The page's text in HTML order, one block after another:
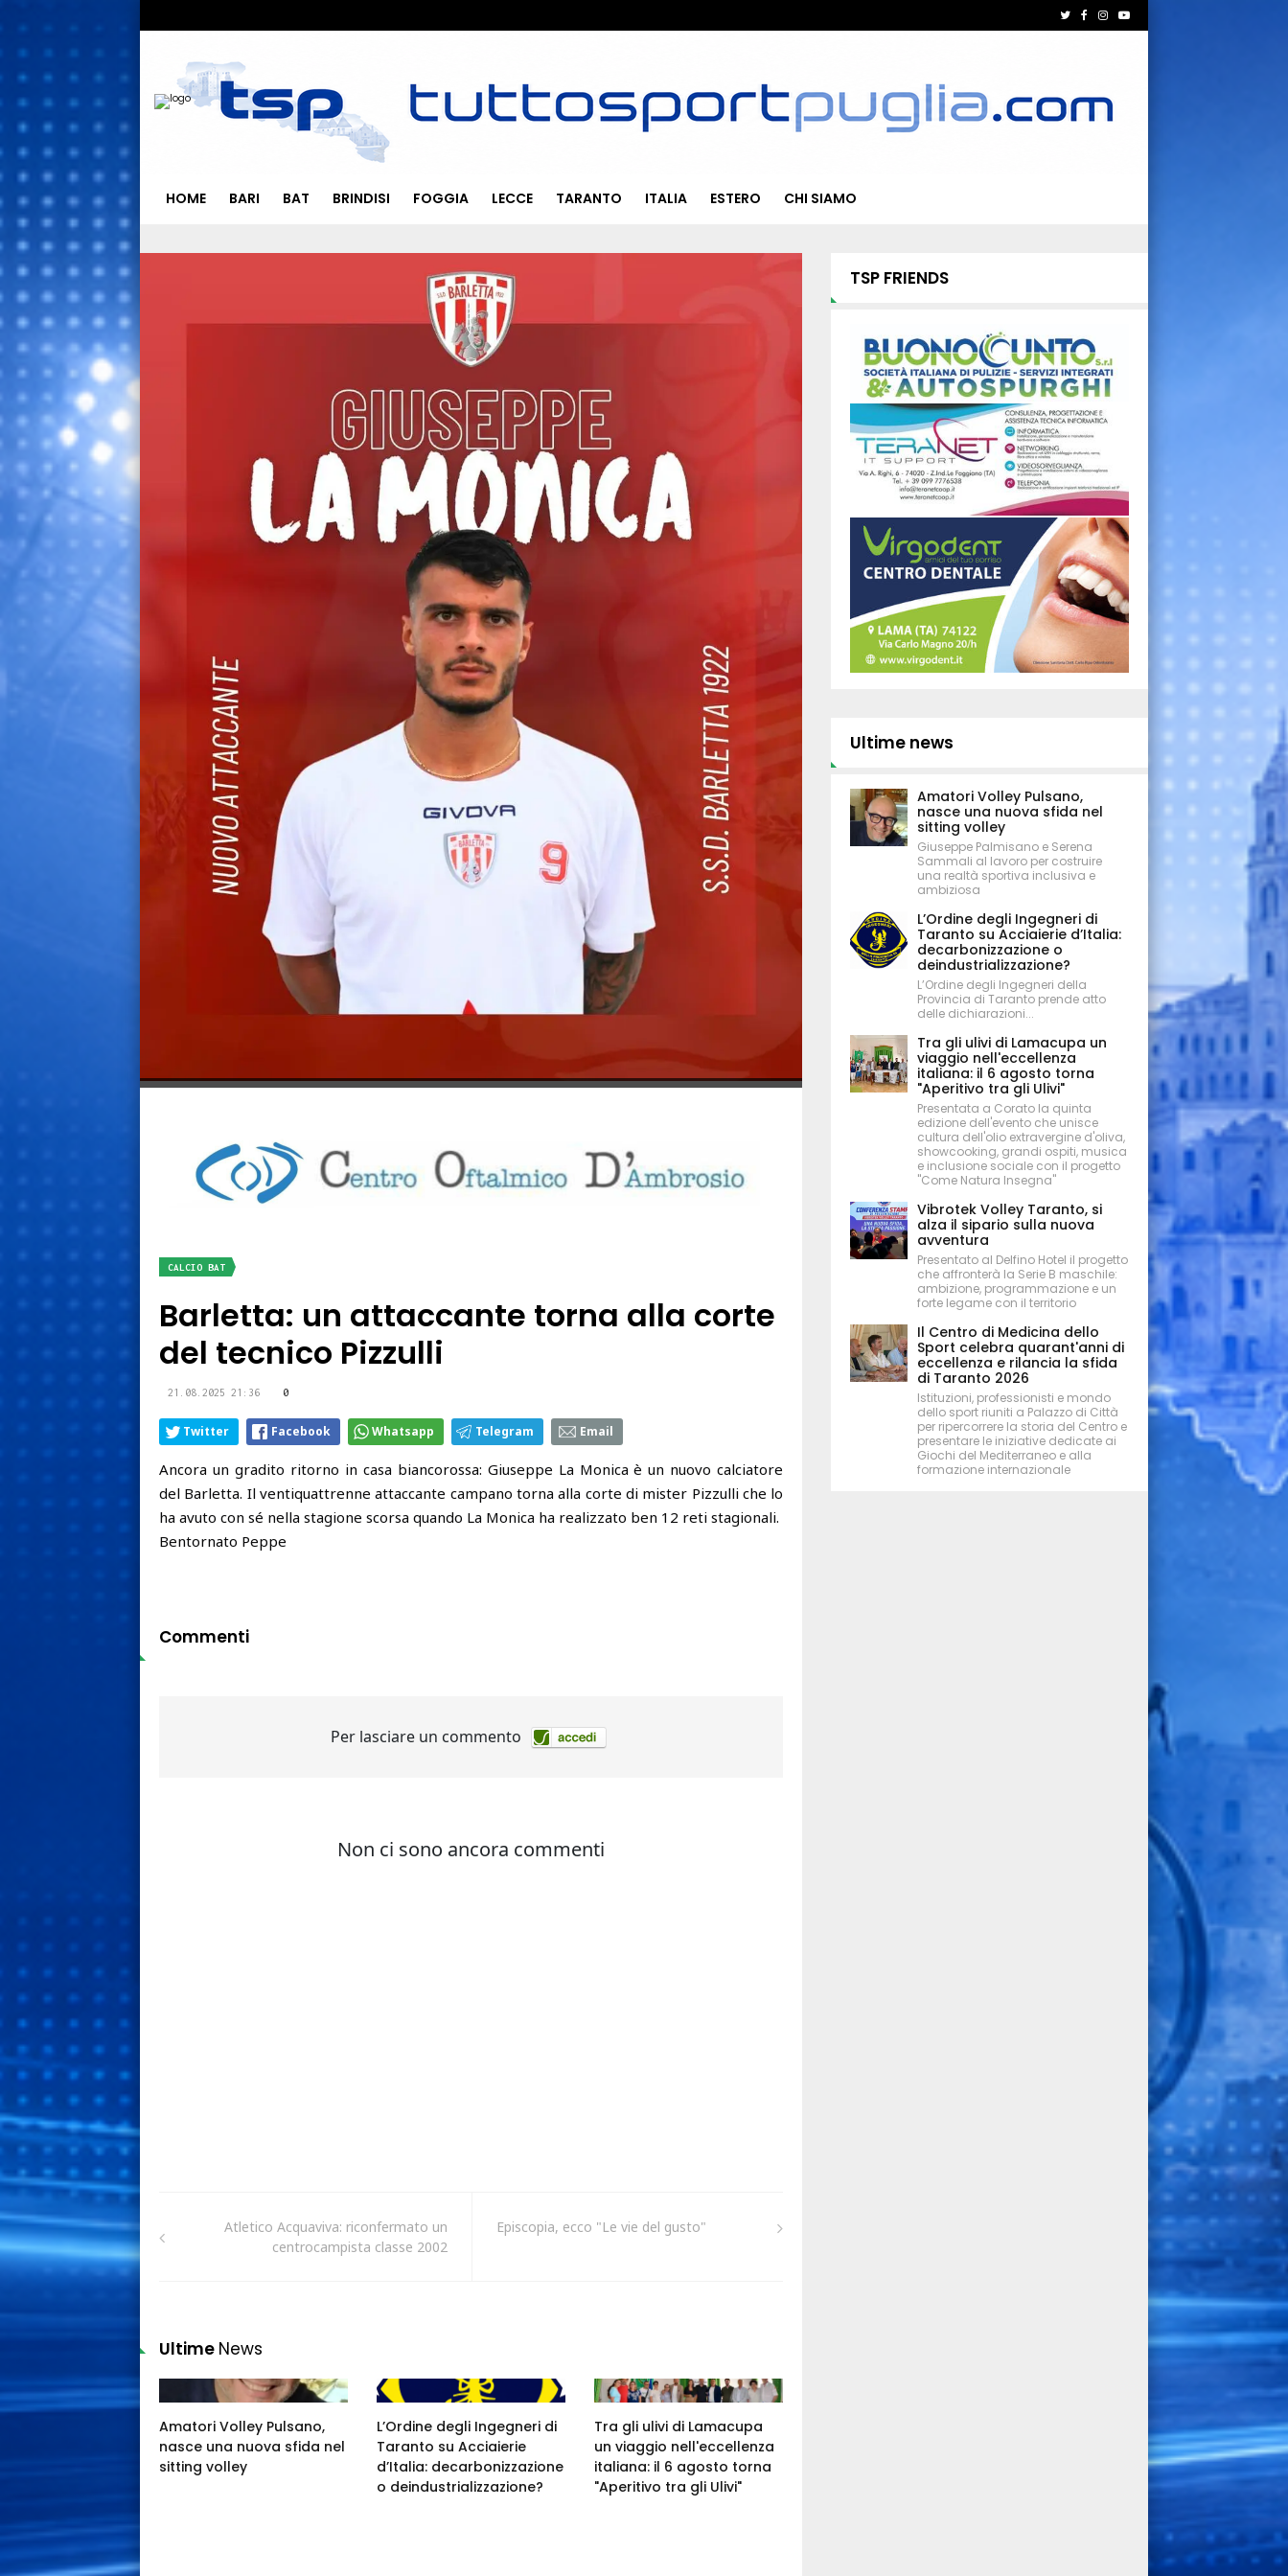
HOME BARI BAT BRINDISI FOGGIA LECCE TARANTO ITALIA ESTERO CHI SIAMO
CALCIO BAT
Barletta: un attaccante torna alla corte
del tecnico Pizzulli
21.08.2025 21:36 0
Twitter Facebook Whatsapp Telegram Email
Ancora un gradito ritorno in casa biancorossa: Giuseppe La Monica è un nuovo calciatore
del Barletta. Il ventiquattrenne attaccante campano torna alla corte di mister Pizzulli che lo
ha avuto con sé nella stagione scorsa quando La Monica ha realizzato ben 12 reti stagionali.
Bentornato Peppe
Commenti
Atletico Acquaviva: riconfermato un
centrocampista classe 2002
Episcopia, ecco "Le vie del gusto"
Ultime News
Amatori Volley Pulsano,
nasce una nuova sfida nel
sitting volley
L’Ordine degli Ingegneri di
Taranto su Acciaierie
d’Italia: decarbonizzazione
o deindustrializzazione?
Tra gli ulivi di Lamacupa
un viaggio nell'eccellenza
italiana: il 6 agosto torna
"Aperitivo tra gli Ulivi"
TSP FRIENDS
Ultime news
Amatori Volley Pulsano,
nasce una nuova sfida nel
sitting volley
Giuseppe Palmisano e Serena
Sammali al lavoro per costruire
una realtà sportiva inclusiva e
ambiziosa
L’Ordine degli Ingegneri di
Taranto su Acciaierie d’Italia:
decarbonizzazione o
deindustrializzazione?
L’Ordine degli Ingegneri della
Provincia di Taranto prende atto
delle dichiarazioni...
Tra gli ulivi di Lamacupa un
viaggio nell'eccellenza
italiana: il 6 agosto torna
"Aperitivo tra gli Ulivi"
Presentata a Corato la quinta
edizione dell'evento che unisce
cultura dell'olio extravergine d'oliva,
showcooking, grandi ospiti, musica
e inclusione sociale con il progetto
"Come Natura Insegna"
Vibrotek Volley Taranto, si
alza il sipario sulla nuova
avventura
Presentato al Delfino Hotel il progetto
che affronterà la Serie B maschile:
ambizione, programmazione e un
forte legame con il territorio
Il Centro di Medicina dello
Sport celebra quarant'anni di
eccellenza e rilancia la sfida
di Taranto 2026
Istituzioni, professionisti e mondo
dello sport riuniti a Palazzo di Città
per ripercorrere la storia del Centro e
presentare le iniziative dedicate ai
Giochi del Mediterraneo e alla
formazione internazionale